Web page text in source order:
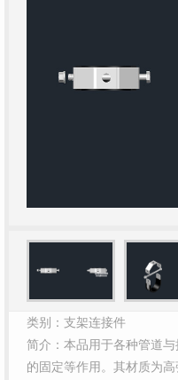
类别：支架连接件
简介：本品用于各种管道
的固定等作用。其材质为